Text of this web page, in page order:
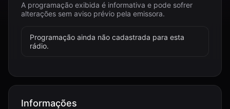
A programação exibida é informativa e pode sofrer
alterações sem aviso prévio pela emissora.
Programação ainda não cadastrada para esta
rádio.
Informações